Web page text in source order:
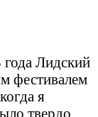
года Лидский
фестивалем
я
твердо